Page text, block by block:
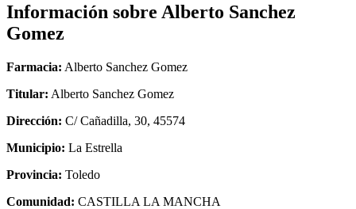
Información sobre Alberto Sanchez
Gomez
Farmacia: Alberto Sanchez Gomez
Titular: Alberto Sanchez Gomez
Dirección: C/ Cañadilla, 30, 45574
Municipio: La Estrella
Provincia: Toledo
Comunidad: CASTILLA LA MANCHA